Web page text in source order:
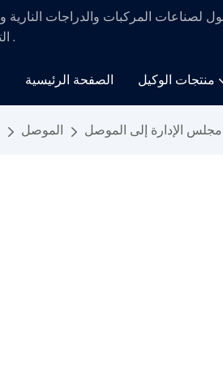
لصناعات المركبات والدراجات النارية
.
الصفحة الرئيسية منتجات الوكيل
الموصل مجلس الإدارة إلى الموصل